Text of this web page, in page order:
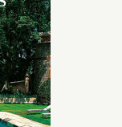
Brens se
une
de